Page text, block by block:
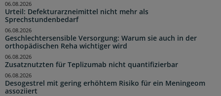
Urteil: Defekturarzneimittel nicht mehr als
Sprechstundenbedarf
06.08.2026
Geschlechtersensible Versorgung: Warum sie auch in der
orthopädischen Reha wichtiger wird
06.08.2026
Zusatznutzten für Teplizumab nicht quantifizierbar
06.08.2026
Desogestrel mit gering erhöhtem Risiko für ein Meningeom
assoziiert
06.08.2026